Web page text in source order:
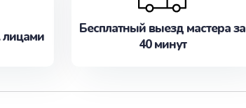
лицами
Бесплатный выезд мастера за
40 минут